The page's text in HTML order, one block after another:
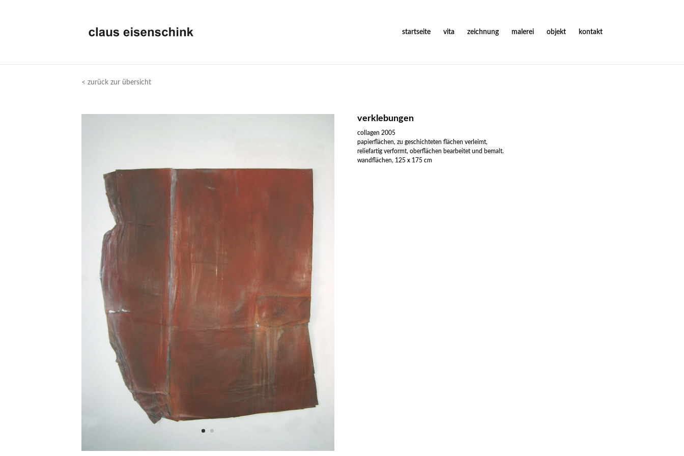
startseite vita zeichnung malerei objekt kontakt
< zurück zur übersicht
verklebungen
collagen 2005
papierflächen, zu geschichteten flächen verleimt,
reliefartig verformt, oberflächen bearbeitet und bemalt.
wandflächen, 125 x 175 cm